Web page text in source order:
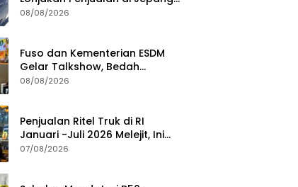
selama Januari – Juli 2026
08/08/2026
Fuso dan Kementerian ESDM
Gelar Talkshow, Bedah
Roadmap B50 hingga
08/08/2026
Penjualan Ritel Truk di RI
Januari -Juli 2026 Melejit, Ini
Pemicunya
07/08/2026